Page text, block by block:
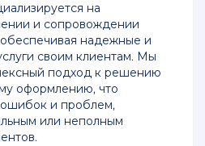
на
и сопровождении
надежные и
своим клиентам. Мы
подход к решению
оформлению, что
ошибок и проблем,
или неполным